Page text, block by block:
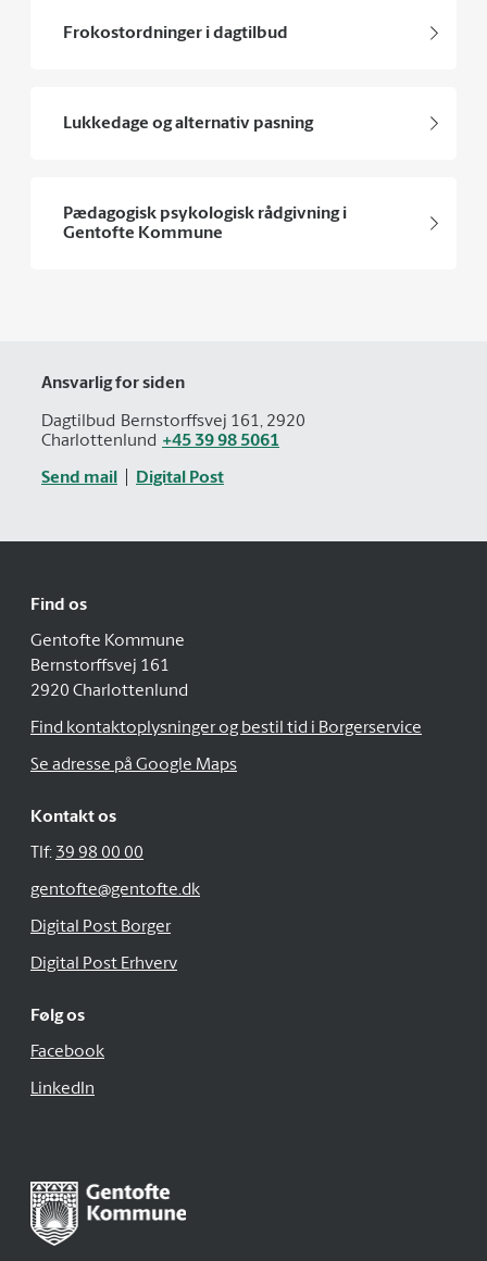
Frokostordninger i dagtilbud
Lukkedage og alternativ pasning
Pædagogisk psykologisk rådgivning i
Gentofte Kommune
Ansvarlig for siden
Dagtilbud Bernstorffsvej 161, 2920
Charlottenlund +45 39 98 5061
Send mail Digital Post
Find os
Gentofte Kommune
Bernstorffsvej 161
2920 Charlottenlund
Find kontaktoplysninger og bestil tid i Borgerservice
Se adresse på Google Maps
Kontakt os
Tlf: 39 98 00 00
gentofte@gentofte.dk
Digital Post Borger
Digital Post Erhverv
Følg os
Facebook
LinkedIn